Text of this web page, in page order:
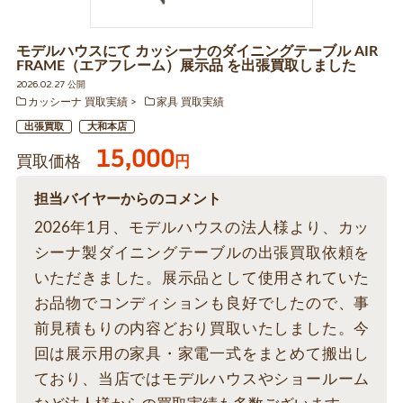
モデルハウスにて カッシーナのダイニングテーブル AIR
FRAME（エアフレーム）展示品 を出張買取しました
2026.02.27 公開
カッシーナ 買取実績
家具 買取実績
出張買取 大和本店
買取価格 15,000円
担当バイヤーからのコメント
2026年1月、モデルハウスの法人様より、カッ
シーナ製ダイニングテーブルの出張買取依頼を
いただきました。展示品として使用されていた
お品物でコンディションも良好でしたので、事
前見積もりの内容どおり買取いたしました。今
回は展示用の家具・家電一式をまとめて搬出し
ており、当店ではモデルハウスやショールーム